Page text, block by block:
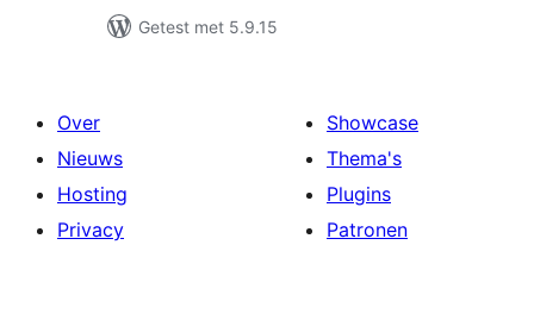
Getest met 5.9.15
Over
Nieuws
Hosting
Privacy
Showcase
Thema's
Plugins
Patronen